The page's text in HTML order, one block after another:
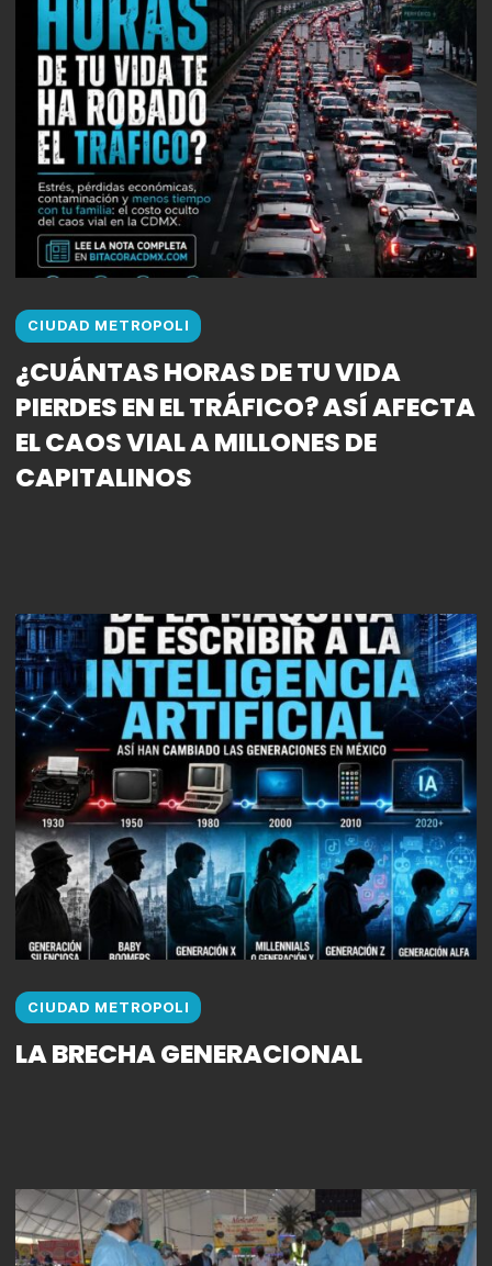
CIUDAD METROPOLI
¿CUÁNTAS HORAS DE TU VIDA
PIERDES EN EL TRÁFICO? ASÍ AFECTA
EL CAOS VIAL A MILLONES DE
CAPITALINOS
CIUDAD METROPOLI
LA BRECHA GENERACIONAL